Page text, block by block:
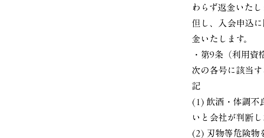
わらず返金いた
但し、入会申込
金いたします。
・第9条（利用資
次の各号に該当
記
(1) 飲酒・体調不
いと会社が判断
(2) 刃物等危険物